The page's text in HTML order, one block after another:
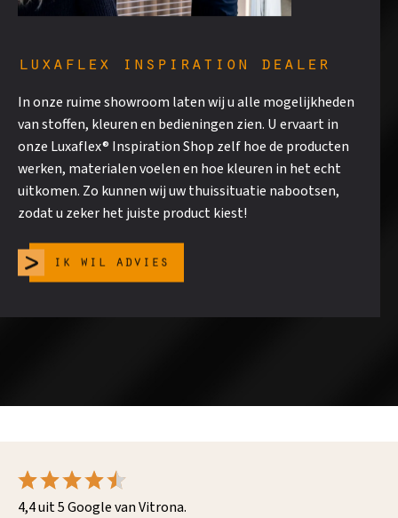
luxaflex inspiration dealer
In onze ruime showroom laten wij u alle mogelijkheden
van stoffen, kleuren en bedieningen zien. U ervaart in
onze Luxaflex® Inspiration Shop zelf hoe de producten
werken, materialen voelen en hoe kleuren in het echt
uitkomen. Zo kunnen wij uw thuissituatie nabootsen,
zodat u zeker het juiste product kiest!
ik wil advies
4,4 uit 5 Google van Vitrona.